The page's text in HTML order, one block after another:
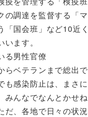
の調達を監督する「
「国会班」など10近
ます。
る男性官僚
らベテランまで総出
も感染防止は、まさ
みんなでなんとかせ
だ、各地で日々の状